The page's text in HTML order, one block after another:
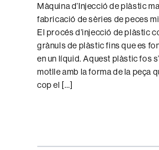
Màquina d’Injecció de plàstic
fabricació de sèries de peces
El procés d’injecció de plàstic
grànuls de plàstic fins que es
en un líquid. Aquest plàstic fos
motlle amb la forma de la peça
cop el […]